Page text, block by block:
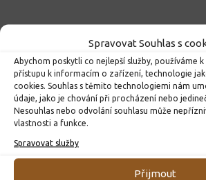
Spravovat Souhlas s
Abychom poskytli co nejlepší služby, používáme
přístupu k informacím o zařízení, technologie
cookies. Souhlas s těmito technologiemi nám
údaje, jako je chování při procházení nebo
Nesouhlas nebo odvolání souhlasu může
vlastnosti a funkce.
Spravovat služby
Přijmout